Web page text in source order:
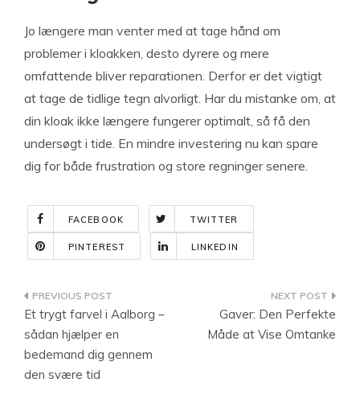
Jo længere man venter med at tage hånd om
problemer i kloakken, desto dyrere og mere
omfattende bliver reparationen. Derfor er det vigtigt
at tage de tidlige tegn alvorligt. Har du mistanke om, at
din kloak ikke længere fungerer optimalt, så få den
undersøgt i tide. En mindre investering nu kan spare
dig for både frustration og store regninger senere.
FACEBOOK TWITTER
PINTEREST LINKEDIN
Indlægsnavigation
Et trygt farvel i Aalborg –
sådan hjælper en
bedemand dig gennem
den svære tid
Gaver: Den Perfekte
Måde at Vise Omtanke